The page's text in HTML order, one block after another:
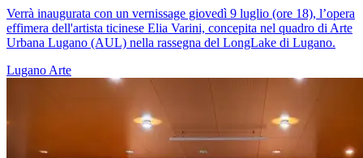
Verrà inaugurata con un vernissage giovedì 9 luglio (ore 18), l’opera
effimera dell'artista ticinese Elia Varini, concepita nel quadro di Arte
Urbana Lugano (AUL) nella rassegna del LongLake di Lugano.
Lugano Arte